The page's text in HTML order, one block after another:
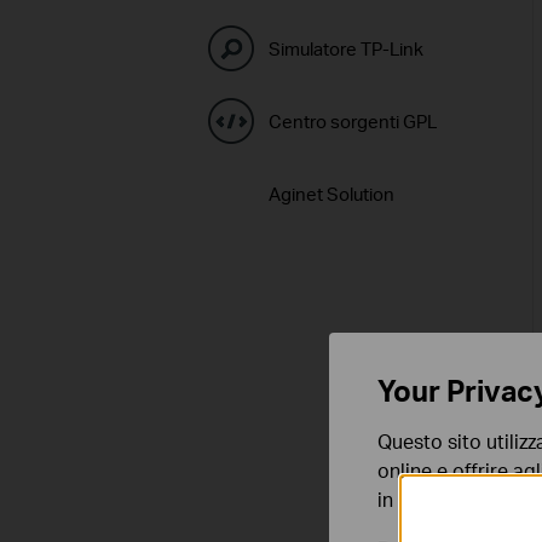
Simulatore TP-Link
Centro sorgenti GPL
Aginet Solution
Your
Questo sito
online e offrire
in qualunque